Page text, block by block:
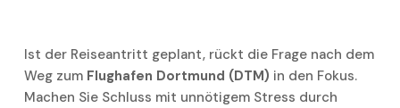
Ist der Reiseantritt geplant, rückt die Frage nach dem
Weg zum Flughafen Dortmund (DTM) in den Fokus.
Machen Sie Schluss mit unnötigem Stress durch